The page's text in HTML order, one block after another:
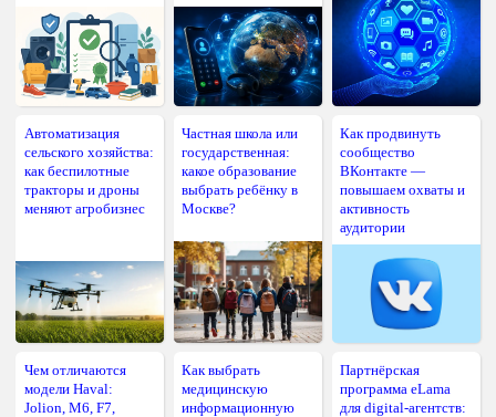
Автоматизация
сельского хозяйства:
как беспилотные
тракторы и дроны
меняют агробизнес
Частная школа или
государственная:
какое образование
выбрать ребёнку в
Москве?
Как продвинуть
сообщество
ВКонтакте —
повышаем охваты и
активность
аудитории
Чем отличаются
модели Haval:
Jolion, M6, F7,
Как выбрать
медицинскую
информационную
Партнёрская
программа eLama
для digital-агентств: